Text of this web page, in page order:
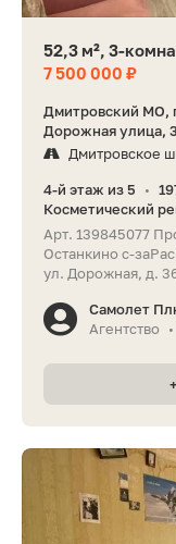
52,3 м², 3-
7 500 000 ₽
Дмитровский МО,
Дорожная улица,
Дмитровское
4-й этаж из 5 •
Косметический
Арт. 139845077
Останкино с-
ул. Дорожная, д.
Самолет
Агентство
•